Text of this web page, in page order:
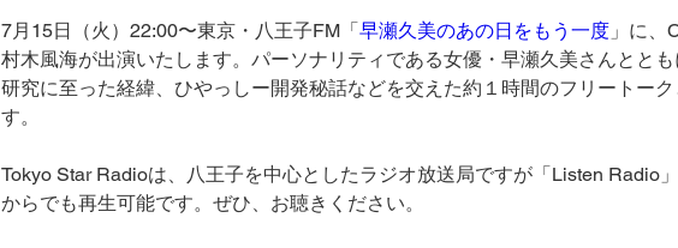
7月15日（火）22:00〜東京・八王子FM「早瀬久美のあの日をもう一度 」に、
村木風海が出演いたします。パーソナリティである女優・早瀬久美さんとと
研究に至った経緯、ひやっしー開発秘話などを交えた約１時間のフリートー
す。
Tokyo Star Radioは、八王子を中心としたラジオ放送局ですが「Listen Radio
からでも再生可能です。ぜひ、お聴きください。